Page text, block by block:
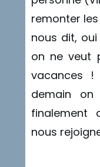
remonter les
nous dit,
on ne veut
vacances !
demain
finalement
nous